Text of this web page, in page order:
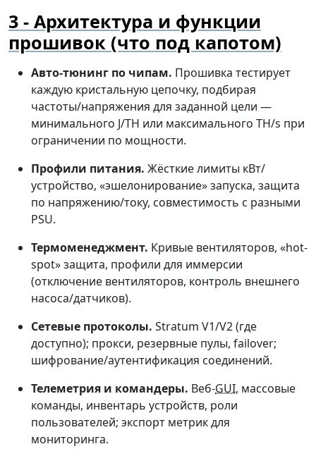
Архитектура и функции
прошивок (что под капотом)
Авто-тюнинг по чипам. Прошивка тестирует
каждую кристальную цепочку, подбирая
частоты/напряжения для заданной цели —
минимального J/TH или максимального TH/s при
ограничении по мощности.
Профили питания. Жёсткие лимиты кВт/
устройство, «эшелонирование» запуска, защита
по напряжению/току, совместимость с разными
PSU.
Термоменеджмент. Кривые вентиляторов, «hot-
spot» защита, профили для иммерсии
(отключение вентиляторов, контроль внешнего
насоса/датчиков).
Сетевые протоколы. Stratum V1/V2 (где
доступно); прокси, резервные пулы, failover;
шифрование/аутентификация соединений.
Телеметрия и командеры. Веб-GUI, массовые
команды, инвентарь устройств, роли
пользователей; экспорт метрик для
мониторинга.